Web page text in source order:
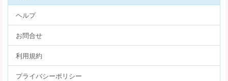
ヘルプ
お問合せ
利用規約
プライバシーポリシー